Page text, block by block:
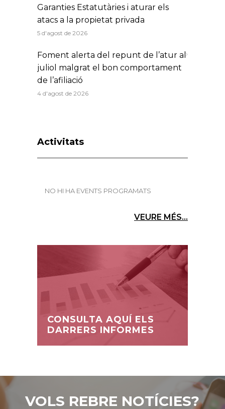
Garanties Estatutàries i aturar els
atacs a la propietat privada
5 d'agost de 2026
Foment alerta del repunt de l’atur al
juliol malgrat el bon comportament
de l’afiliació
4 d'agost de 2026
Activitats
NO HI HA EVENTS PROGRAMATS
VEURE MÉS...
CONSULTA AQUÍ ELS
DARRERS INFORMES
VOLS REBRE NOTÍCIES?